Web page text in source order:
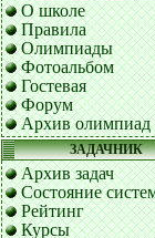
О школе
Правила
Олимпиады
Фотоальбом
Гостевая
Форум
Архив олимпиад
ЗАДАЧНИК
Архив задач
Состояние
Рейтинг
Курсы